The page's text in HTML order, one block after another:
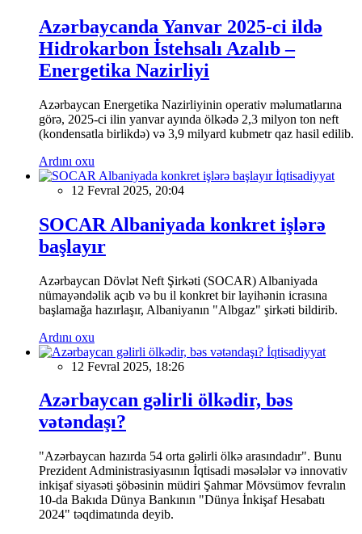
Azərbaycanda Yanvar 2025-ci ildə
Hidrokarbon İstehsalı Azalıb –
Energetika Nazirliyi
Azərbaycan Energetika Nazirliyinin operativ məlumatlarına
görə, 2025-ci ilin yanvar ayında ölkədə 2,3 milyon ton neft
(kondensatla birlikdə) və 3,9 milyard kubmetr qaz hasil edilib.
Ardını oxu
İqtisadiyyat
12 Fevral 2025, 20:04
SOCAR Albaniyada konkret işlərə
başlayır
Azərbaycan Dövlət Neft Şirkəti (SOCAR) Albaniyada
nümayəndəlik açıb və bu il konkret bir layihənin icrasına
başlamağa hazırlaşır, Albaniyanın "Albgaz" şirkəti bildirib.
Ardını oxu
İqtisadiyyat
12 Fevral 2025, 18:26
Azərbaycan gəlirli ölkədir, bəs
vətəndaşı?
"Azərbaycan hazırda 54 orta gəlirli ölkə arasındadır". Bunu
Prezident Administrasiyasının İqtisadi məsələlər və innovativ
inkişaf siyasəti şöbəsinin müdiri Şahmar Mövsümov fevralın
10-da Bakıda Dünya Bankının "Dünya İnkişaf Hesabatı
2024" təqdimatında deyib.